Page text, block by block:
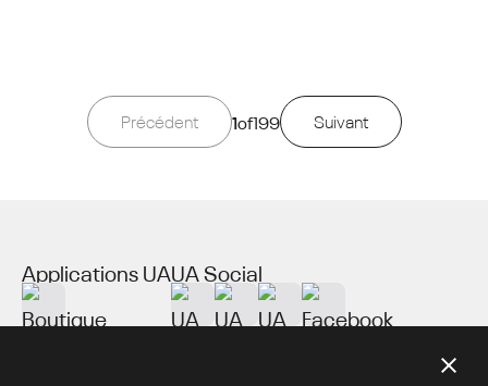
Précédent 1of199 Suivant
Applications UAUA Social